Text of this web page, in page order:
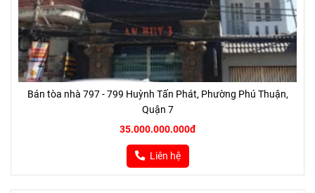
Bán tòa nhà 797 - 799 Huỳnh Tấn Phát, Phường Phú Thuận,
Quận 7
35.000.000.000đ
Liên hệ